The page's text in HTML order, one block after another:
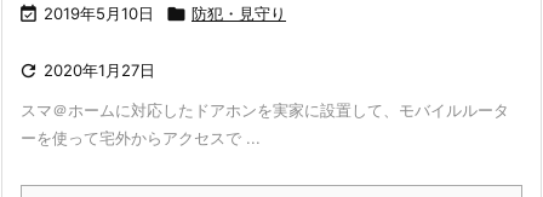
 2019年5月10日  防犯・見守り
 2020年1月27日
スマ＠ホームに対応したドアホンを実家に設置して、モバイルルータ
ーを使って宅外からアクセスで ...